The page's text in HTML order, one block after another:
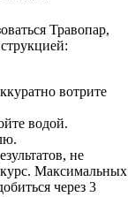
Травопар,
вотрите
водой.
не
Максимальных
через 3